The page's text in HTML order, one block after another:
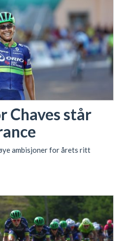
Chaves står
ambisjoner for årets ritt